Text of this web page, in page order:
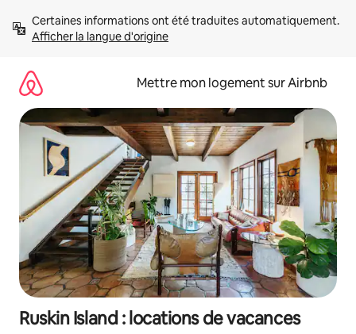
directement
Afficher la langue d'origine
Mettre mon logement sur Airbnb
Ruskin Island : locations de vacances